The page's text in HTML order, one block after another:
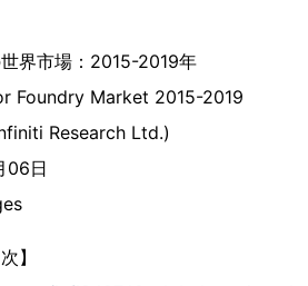
界市場：2015-2019年
Foundry Market 2015-2019
Research Ltd.)
06日
】